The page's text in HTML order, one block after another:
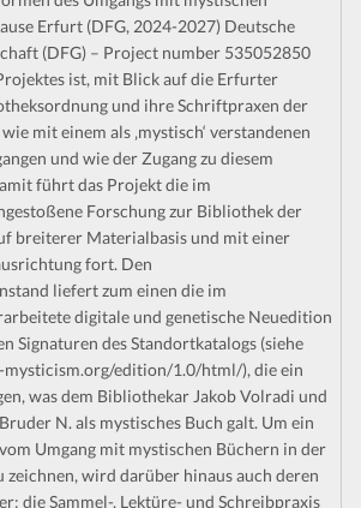
Erfurt (DFG, 2024-2027) Deutsche
(DFG) – Project number 535052850
ist, mit Blick auf die Erfurter
und ihre Schriftpraxen der
mit einem als ‚mystisch‘ verstandenen
und wie der Zugang zu diesem
führt das Projekt die im
Forschung zur Bibliothek der
breiterer Materialbasis und mit einer
fort. Den
liefert zum einen die im
digitale und genetische Neuedition
Signaturen des Standortkatalogs (siehe
mysticism.org/edition/1.0/html/), die ein
was dem Bibliothekar Jakob Volradi und
N. als mystisches Buch galt. Um ein
Umgang mit mystischen Büchern in der
zeichnen, wird darüber hinaus auch deren
die Sammel-, Lektüre- und Schreibpraxis